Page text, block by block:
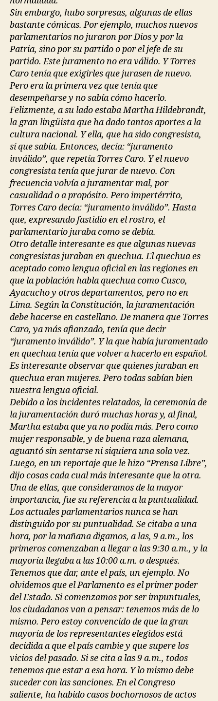
Sin embargo, hubo sorpresas, algunas de ellas
bastante cómicas. Por ejemplo, muchos nuevos
parlamentarios no juraron por Dios y por la
Patria, sino por su partido o por el jefe de su
partido. Este juramento no era válido. Y Torres
Caro tenía que exigirles que jurasen de nuevo.
Pero era la primera vez que tenía que
desempeñarse y no sabía cómo hacerlo.
Felizmente, a su lado estaba Martha Hildebrandt,
la gran lingüista que ha dado tantos aportes a la
cultura nacional. Y ella, que ha sido congresista,
sí que sabía. Entonces, decía: “juramento
inválido”, que repetía Torres Caro. Y el nuevo
congresista tenía que jurar de nuevo. Con
frecuencia volvía a juramentar mal, por
casualidad o a propósito. Pero impertérrito,
Torres Caro decía: “juramento inválido”. Hasta
que, expresando fastidio en el rostro, el
parlamentario juraba como se debía.
Otro detalle interesante es que algunas nuevas
congresistas juraban en quechua. El quechua es
aceptado como lengua oficial en las regiones en
que la población habla quechua como Cusco,
Ayacucho y otros departamentos, pero no en
Lima. Según la Constitución, la juramentación
debe hacerse en castellano. De manera que Torres
Caro, ya más afianzado, tenía que decir
“juramento inválido”. Y la que había juramentado
en quechua tenía que volver a hacerlo en español.
Es interesante observar que quienes juraban en
quechua eran mujeres. Pero todas sabían bien
nuestra lengua oficial.
Debido a los incidentes relatados, la ceremonia de
la juramentación duró muchas horas y, al final,
Martha estaba que ya no podía más. Pero como
mujer responsable, y de buena raza alemana,
aguantó sin sentarse ni siquiera una sola vez.
Luego, en un reportaje que le hizo “Prensa Libre”,
dijo cosas cada cual más interesante que la otra.
Una de ellas, que consideramos de la mayor
importancia, fue su referencia a la puntualidad.
Los actuales parlamentarios nunca se han
distinguido por su puntualidad. Se citaba a una
hora, por la mañana digamos, a las, 9 a.m., los
primeros comenzaban a llegar a las 9:30 a.m., y la
mayoría llegaba a las 10:00 a.m. o después.
Tenemos que dar, ante el país, un ejemplo. No
olvidemos que el Parlamento es el primer poder
del Estado. Si comenzamos por ser impuntuales,
los ciudadanos van a pensar: tenemos más de lo
mismo. Pero estoy convencido de que la gran
mayoría de los representantes elegidos está
decidida a que el país cambie y que supere los
vicios del pasado. Si se cita a las 9 a.m., todos
tenemos que estar a esa hora. Y lo mismo debe
suceder con las sanciones. En el Congreso
saliente, ha habido casos bochornosos de actos